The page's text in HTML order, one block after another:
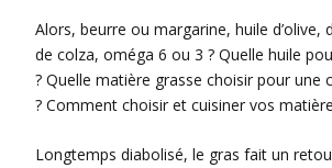
Alors, beurre ou margarine, huile d’olive,
de colza, oméga 6 ou 3 ? Quelle huile
? Quelle matière grasse choisir pour une
? Comment choisir et cuisiner vos
Longtemps diabolisé, le gras fait un